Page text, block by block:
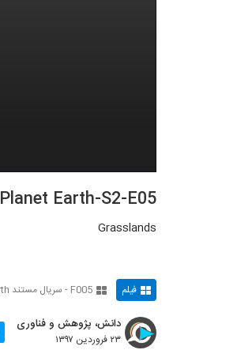
Planet Earth-S2-E05
Grasslands
فیلم F005 - سریال مستند Planet Earth
دانش، پژوهش و فناوری
۲۳ فروردین ۱۳۹۷